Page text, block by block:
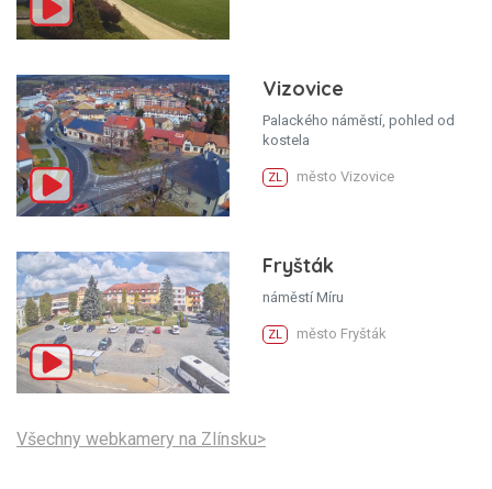
Vizovice
Palackého náměstí, pohled od
kostela
ZL město Vizovice
Fryšták
náměstí Míru
ZL město Fryšták
Všechny webkamery na Zlínsku>